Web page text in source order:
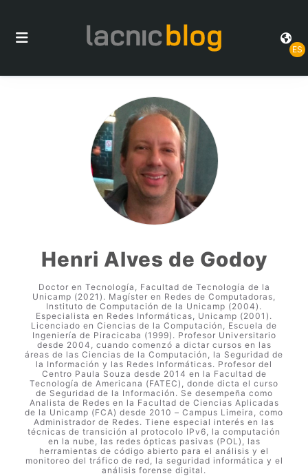
ES
Henri Alves de Godoy
Doctor en Tecnología, Facultad de Tecnología de la
Unicamp (2021). Magíster en Redes de Computadoras,
Instituto de Computación de la Unicamp (2004).
Especialista en Redes Informáticas, Unicamp (2001).
Licenciado en Ciencias de la Computación, Escuela de
Ingeniería de Piracicaba (1999). Profesor Universitario
desde 2004, cuando comenzó a dictar cursos en las
áreas de las Ciencias de la Computación, la Seguridad de
la Información y las Redes Informáticas. Profesor del
Centro Paula Souza desde 2014 en la Facultad de
Tecnología de Americana (FATEC), donde dicta el curso
de Seguridad de la Información. Se desempeña como
Analista de Redes en la Facultad de Ciencias Aplicadas
de la Unicamp (FCA) desde 2010 – Campus Limeira, como
Administrador de Redes. Tiene especial interés en las
técnicas de transición al protocolo IPv6, la computación
en la nube, las redes ópticas pasivas (POL), las
herramientas de código abierto para el análisis y el
monitoreo del tráfico de red, la seguridad informática y el
análisis forense digital.